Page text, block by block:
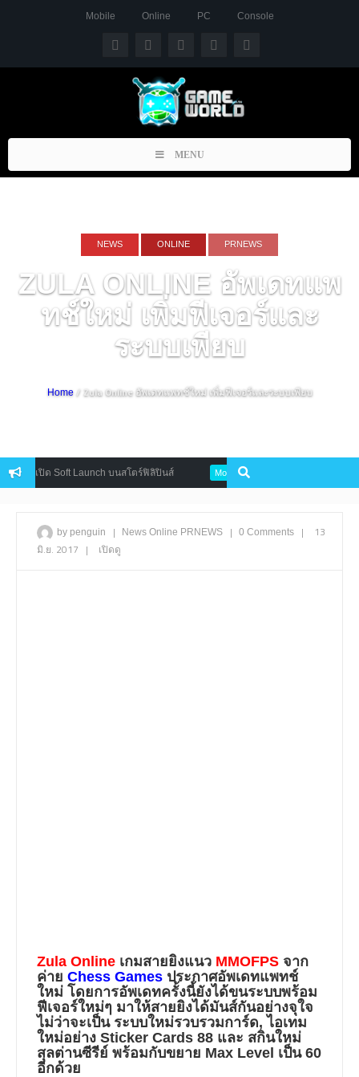
Mobile Online PC Console
Toggle
navigation
MENU
NEWS ONLINE PRNEWS
ZULA ONLINE อัพเดทแพ
ทช์ใหม่ เพิ่มฟีเจอร์และ
ระบบเพียบ
Home/ Zula Online อัพเดทแพทช์ใหม่ เพิ่มฟีเจอร์และระบบเพียบ
เปิด Soft Launch บนสโตร์ฟิลิปินส์ The Heaven Sword And
by penguin | News Online PRNEWS | 0 Comments |
13
มิ.ย. 2017 | เปิดดู
Zula Online เกมสายยิงแนว MMOFPS จาก
ค่าย Chess Games ประกาศอัพเดทแพทช์
ใหม่ โดยการอัพเดทครั้งนี้ยังได้ขนระบบพร้อม
ฟีเจอร์ใหม่ๆ มาให้สายยิงได้มันส์กันอย่างจุใจ
ไม่ว่าจะเป็น ระบบใหม่รวบรวมการ์ด, ไอเทม
ใหม่อย่าง Sticker Cards 88 และ สกินใหม่
สุลต่านซีรีย์ พร้อมกับขยาย Max Level เป็น 60
อีกด้วย